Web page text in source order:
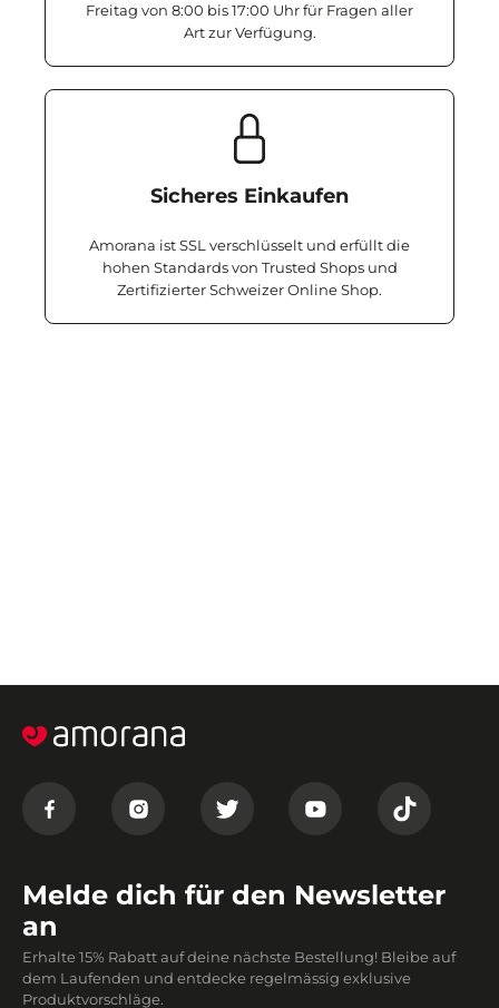
Freitag von 8:00 bis 17:00 Uhr für Fragen aller
Art zur Verfügung.
Sicheres Einkaufen
Amorana ist SSL verschlüsselt und erfüllt die
hohen Standards von Trusted Shops und
Zertifizierter Schweizer Online Shop.
Melde dich für den Newsletter
an
Erhalte 15% Rabatt auf deine nächste Bestellung! Bleibe auf
dem Laufenden und entdecke regelmässig exklusive
Produktvorschläge.